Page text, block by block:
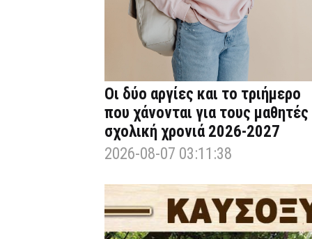
Οι δύο αργίες και το τριήμερο
που χάνονται για τους μαθητές
σχολική χρονιά 2026-2027
2026-08-07 03:11:38